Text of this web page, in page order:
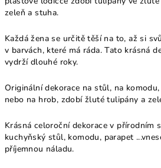
zeleň a stuha.
Každá žena se určitě těší na to, až si
v barvách, které má ráda. Tato krásná
vydrží dlouhé roky.
Originální dekorace na stůl, na
nebo na hrob, zdobí žluté tulipány a
Krásná celoroční dekorace v přírodním
kuchyňský stůl, komodu, parapet
příjemnou náladu.